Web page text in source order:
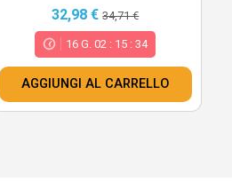
32,98 €34,71 €
16G. 02: 15: 32
AGGIUNGI AL CARRELLO